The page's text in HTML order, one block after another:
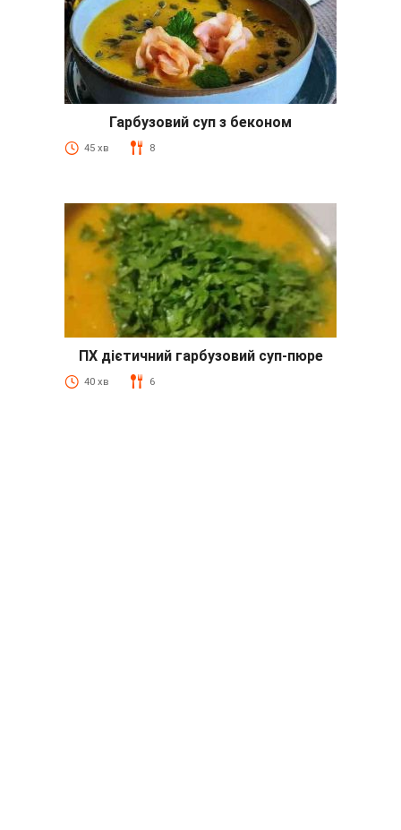
Гарбузовий суп з беконом
45 хв 8
ПХ дієтичний гарбузовий суп-пюре
40 хв 6